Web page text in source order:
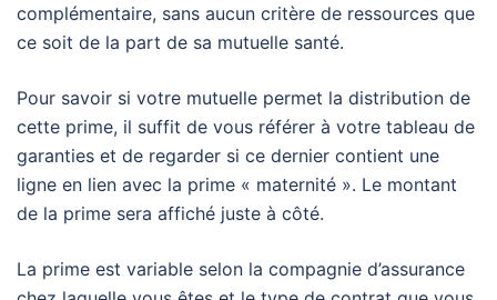
complémentaire, sans aucun critère de ressources que
ce soit de la part de sa mutuelle santé.
Pour savoir si votre mutuelle permet la distribution de
cette prime, il suffit de vous référer à votre tableau de
garanties et de regarder si ce dernier contient une
ligne en lien avec la prime « maternité ». Le montant
de la prime sera affiché juste à côté.
La prime est variable selon la compagnie d’assurance